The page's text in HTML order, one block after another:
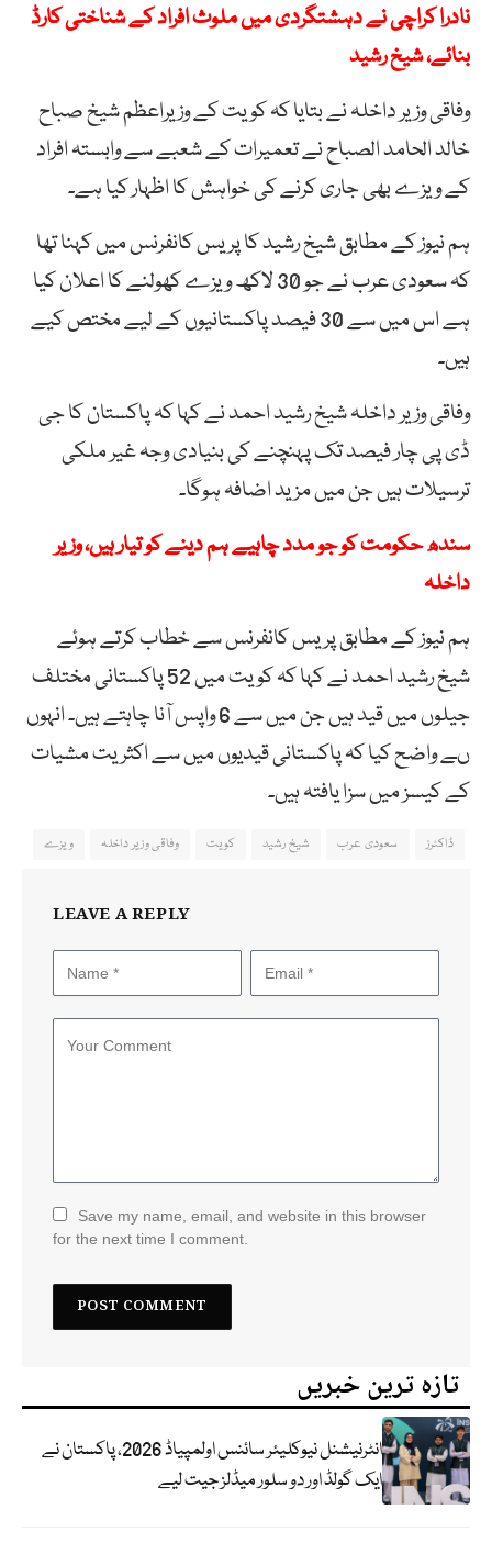
نادرا کراچی نے دہشتگردی میں ملوث افراد کے شناختی کارڈ
بنائے، شیخ رشید
وفاقی وزیر داخلہ نے بتایا کہ کویت کے وزیراعظم شیخ صباح
خالد الحامد الصباح نے تعمیرات کے شعبے سے وابستہ افراد
کے ویزے بھی جاری کرنے کی خواہش کا اظہار کیا ہے۔
ہم نیوز کے مطابق شیخ رشید کا پریس کانفرنس میں کہنا تھا
کہ سعودی عرب نے جو 30 لاکھ ویزے کھولنے کا اعلان کیا
ہے اس میں سے 30 فیصد پاکستانیوں کے لیے مختص کیے
ہیں۔
وفاقی وزیر داخلہ شیخ رشید احمد نے کہا کہ پاکستان کا جی
ڈی پی چار فیصد تک پہنچنے کی بنیادی وجہ غیر ملکی
ترسیلات ہیں جن میں مزید اضافہ ہوگا۔
سندھ حکومت کو جو مدد چاہیے ہم دینے کو تیار ہیں، وزیر
داخلہ
ہم نیوز کے مطابق پریس کانفرنس سے خطاب کرتے ہوئے
شیخ رشید احمد نے کہا کہ کویت میں 52 پاکستانی مختلف
جیلوں میں قید ہیں جن میں سے 6 واپس آنا چاہتے ہیں۔ انہوں
ںے واضح کیا کہ پاکستانی قیدیوں میں سے اکثریت مشیات
کے کیسز میں سزا یافتہ ہیں۔
ڈاکٹرز سعودی عرب شیخ رشید کویت وفاقی وزیر داخلہ ویزے
LEAVE A REPLY
Save my name, email, and website in this browser
for the next time I comment.
تازہ ترین خبریں
انٹرنیشنل نیوکلیئر سائنس اولمپیاڈ 2026، پاکستان نے
ایک گولڈ اور دو سلور میڈلز جیت لیے